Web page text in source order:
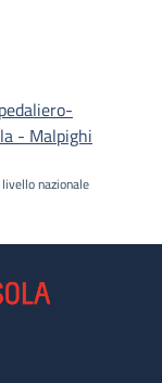
- Malpighi
nazionale